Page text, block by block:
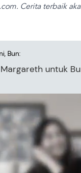
. Cerita terbaik
Bun:
untuk